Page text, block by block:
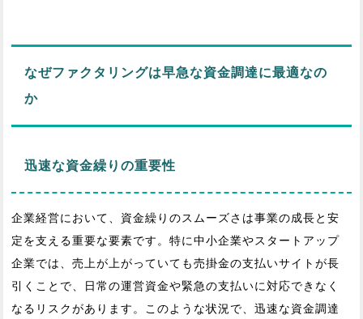
なぜファクタリングは早急な資金調達に最適なの
か
迅速な資金繰りの重要性
企業経営において、資金繰りのスムーズさは事業の成長と安
定を支える重要な要素です。特に中小企業やスタートアップ
企業では、売上が上がっていても売掛金の支払いサイトが長
引くことで、日常の運営資金や緊急の支払いに対応できなく
なるリスクがあります。このような状況で、迅速な資金調達